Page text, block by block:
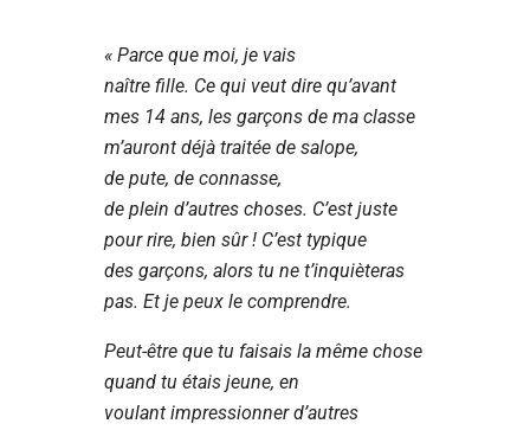
« Parce que moi, je vais
naître fille. Ce qui veut dire qu’avant
mes 14 ans, les garçons de ma classe
m’auront déjà traitée de salope,
de pute, de connasse,
de plein d’autres choses. C’est juste
pour rire, bien sûr ! C’est typique
des garçons, alors tu ne t’inquièteras
pas. Et je peux le comprendre.
Peut-être que tu faisais la même chose
quand tu étais jeune, en
voulant impressionner d’autres